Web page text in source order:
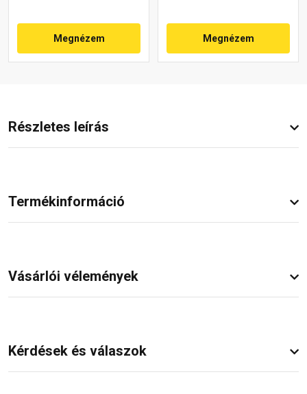
Megnézem Megnézem
Részletes leírás
Termékinformáció
Vásárlói vélemények
Kérdések és válaszok